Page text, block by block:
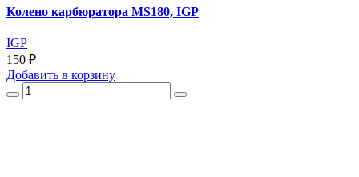
Колено карбюратора MS180, IGP
IGP
150 ₽
Добавить в корзину